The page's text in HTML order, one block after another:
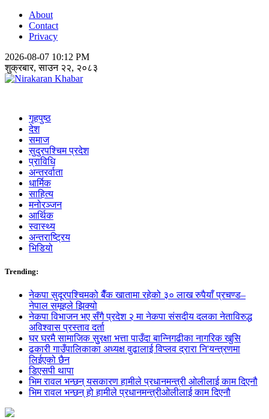
About
Contact
Privacy
2026-08-07 10:12 PM
शुक्रबार, साउन २२, २०८३
गृहपुष्ठ
देश
समाज
सुदुरपश्चिम प्रदेश
प्राविधि
अन्तरर्वाता
धार्मिक
साहित्य
मनोरञ्जन
आर्थिक
स्वास्थ्य
अन्तराष्ट्रिय
भिडियो
Trending:
नेकपा सुदूरपश्चिमको बैँक खातामा रहेको ३० लाख रुपैयाँ प्रचण्ड–
नेपाल समूहले झिक्य‍ो
नेकपा विभाजन भए सँगै प्रदेश २ मा नेकपा संसदीय दलका नेताविरुद्ध
अविश्वास प्रस्ताव दर्ता
घर घरमै सामाजिक सुुरक्षा भत्ता पाउँदा बान्निगढीका नागरिक खुसि
ढकारी गाउँपालिकाका अध्यक्ष वुढालाई विप्लव द्रारा नि'यन्त्रणमा
लिईएको छैन
डिएसपी थापा
भिम रावल भन्छन् यसकारण हामीले प्रधानमन्त्री ओलीलाई काम दिएनौ
भिम रावल भन्छन् हो हामीले प्रधानमन्त्रीओलीलाई काम दिएनौ